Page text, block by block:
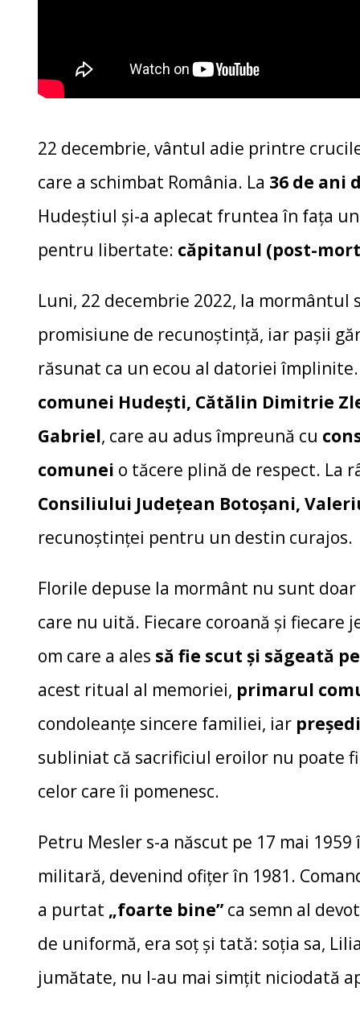
22 decembrie, vântul adie printre
care a schimbat România. La 36 de ani
Hudeștiul și-a aplecat fruntea în fața
pentru libertate: căpitanul (post-
Luni, 22 decembrie 2022, la mormântul
promisiune de recunoștință, iar pașii
răsunat ca un ecou al datoriei
comunei Hudești, Cătălin Dimitrie
Gabriel, care au adus împreună cu
comunei o tăcere plină de respect. La
Consiliului Județean Botoșani,
recunoștinței pentru un destin curajos.
Florile depuse la mormânt nu sunt
care nu uită. Fiecare coroană și fiecare
om care a ales să fie scut și săgeată
acest ritual al memoriei, primarul
condoleanțe sincere familiei, iar
subliniat că sacrificiul eroilor nu poate
celor care îi pomenesc.
Petru Mesler s-a născut pe 17 mai
militară, devenind ofițer în 1981.
a purtat „foarte bine” ca semn al
de uniformă, era soț și tată: soția sa,
jumătate, nu l-au mai simțit niciodată